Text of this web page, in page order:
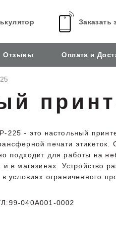
Заказать
Отзывы Оплата и
225 - это настольный
печати этикеток.
подходит для работы на
и в магазинах. Устройство
условиях ограниченного
040A001-0002